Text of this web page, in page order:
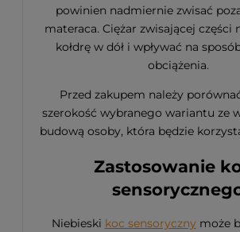
powinien nadmiernie zwisać
materaca. Ciężar zwisającej części
kołdrę w dół i wpływać na
obciążenia.
Przed zakupem należy
szerokość wybranego wariantu ze
budową osoby, która będzie
Zastosowanie
Niebieski koc sensorycznymoże